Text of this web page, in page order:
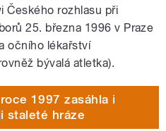
Českého rozhlasu při
25. března 1996 v Praze
očního lékařství
bývalá atletka).
1997 zasáhla i
staleté hráze